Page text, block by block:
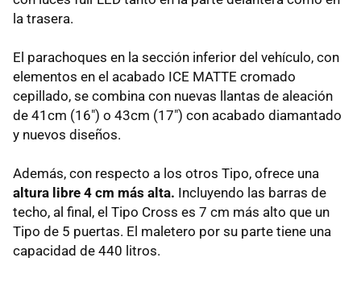
la trasera.
El parachoques en la sección inferior del vehículo, con
elementos en el acabado ICE MATTE cromado
cepillado, se combina con nuevas llantas de aleación
de 41cm (16") o 43cm (17") con acabado diamantado
y nuevos diseños.
Además, con respecto a los otros Tipo, ofrece una
altura libre 4 cm más alta. Incluyendo las barras de
techo, al final, el Tipo Cross es 7 cm más alto que un
Tipo de 5 puertas. El maletero por su parte tiene una
capacidad de 440 litros.